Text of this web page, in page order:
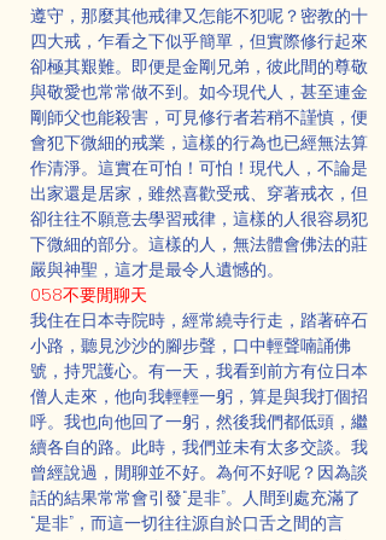
遵守，那麼其他戒律又怎能不犯呢？密教的十
四大戒，乍看之下似乎簡單，但實際修行起來
卻極其艱難。即便是金剛兄弟，彼此間的尊敬
與敬愛也常常做不到。如今現代人，甚至連金
剛師父也能殺害，可見修行者若稍不謹慎，便
會犯下微細的戒業，這樣的行為也已經無法算
作清淨。這實在可怕！可怕！現代人，不論是
出家還是居家，雖然喜歡受戒、穿著戒衣，但
卻往往不願意去學習戒律，這樣的人很容易犯
下微細的部分。這樣的人，無法體會佛法的莊
嚴與神聖，這才是最令人遺憾的。
058不要閒聊天
我住在日本寺院時，經常繞寺行走，踏著碎石
小路，聽見沙沙的腳步聲，口中輕聲喃誦佛
號，持咒護心。有一天，我看到前方有位日本
僧人走來，他向我輕輕一躬，算是與我打個招
呼。我也向他回了一躬，然後我們都低頭，繼
續各自的路。此時，我們並未有太多交談。我
曾經說過，閒聊並不好。為何不好呢？因為談
話的結果常常會引發“是非”。人間到處充滿了
“是非”，而這一切往往源自於口舌之間的言